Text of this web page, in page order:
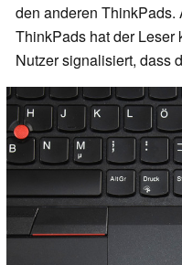
den anderen ThinkPads.
ThinkPads hat der Leser
Nutzer signalisiert, dass